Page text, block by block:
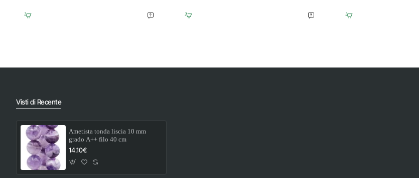
4
mm
liscia
10
cm
liscia
6
Visti di Recente
Ametista tonda liscia 10 mm
grado A++ filo 40 cm
14.10€